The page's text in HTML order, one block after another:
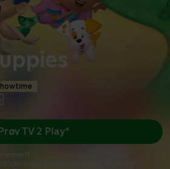
sammen med
TV 2 Play*